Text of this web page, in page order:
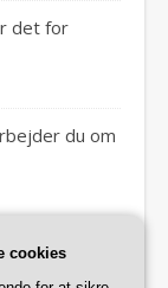
det for
du om
cookies